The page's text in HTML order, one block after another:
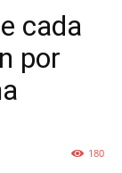
cada
por
180